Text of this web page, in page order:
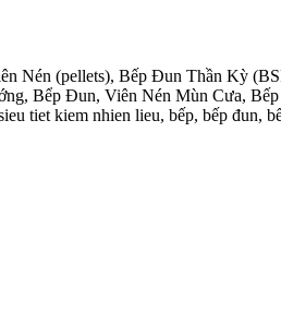
Nén (pellets), Bếp Đun Thần Kỳ
Bểp Đun, Viên Nén Mùn Cưa,
tiet kiem nhien lieu, bếp, bếp đun,